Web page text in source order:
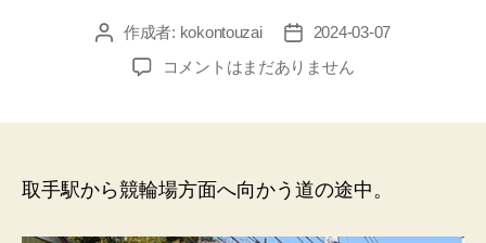
投 作成者: kokontouzai
投
稿
日
2024-03-07
取
や
そ
コメントはまだありません
取手駅から競輪場方面へ向かう道の途中。